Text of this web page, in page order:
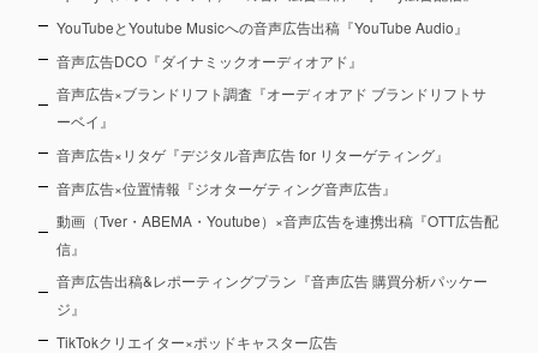
YouTubeとYoutube Musicへの音声広告出稿『YouTube Audio』
音声広告DCO『ダイナミックオーディオアド』
音声広告×ブランドリフト調査『オーディオアド ブランドリフトサ
ーベイ』
音声広告×リタゲ『デジタル音声広告 for リターゲティング』
音声広告×位置情報『ジオターゲティング音声広告』
動画（Tver・ABEMA・Youtube）×音声広告を連携出稿『OTT広告配
信』
音声広告出稿&レポーティングプラン『音声広告 購買分析パッケー
ジ』
TikTokクリエイター×ポッドキャスター広告